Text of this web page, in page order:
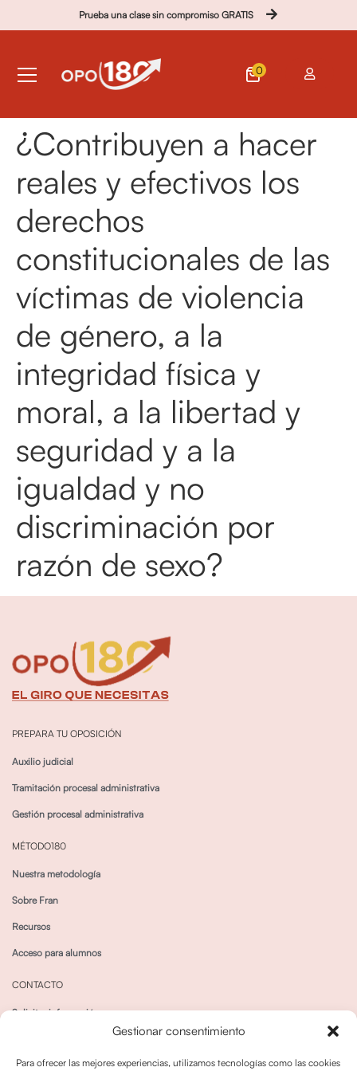
Gestionar consentimiento
Para ofrecer las mejores experiencias, utilizamos tecnologías como las cookies
Prueba una clase sin compromiso GRATIS
0
¿Contribuyen a hacer
reales y efectivos los
derechos
constitucionales de las
víctimas de violencia
de género, a la
integridad física y
moral, a la libertad y
seguridad y a la
igualdad y no
discriminación por
razón de sexo?
PREPARA TU OPOSICIÓN
Auxilio judicial
Tramitación procesal administrativa
Gestión procesal administrativa
MÉTODO180
Nuestra metodología
Sobre Fran
Recursos
Acceso para alumnos
CONTACTO
Solicitar información